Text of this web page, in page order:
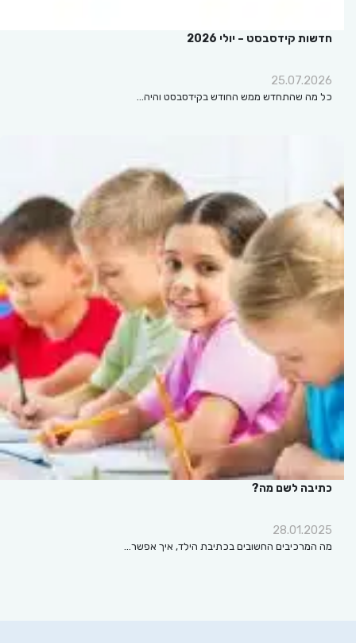
חדשות קידסבסט – יולי 2026
25.07.2026
כל מה שהתחדש ממש החודש בקידסבסט והיה…
כתיבה לשם מה?
28.01.2025
מה המרכיבים החשובים בכתיבת הילד, איך אפשר…